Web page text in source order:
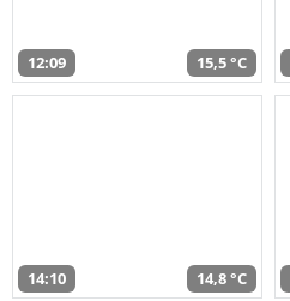
12:09 15,5 °C
14:10 14,8 °C